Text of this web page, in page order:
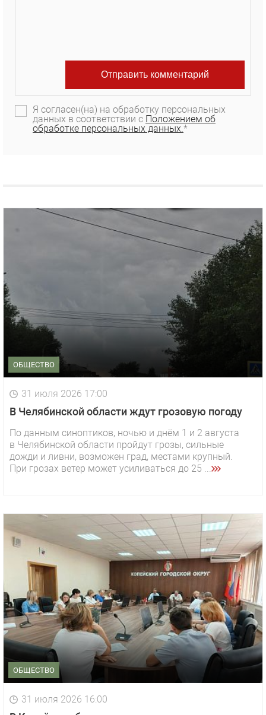
Я согласен(на) на обработку персональных
данных в соответствии с Положением об
обработке персональных данных.*
ОБЩЕСТВО
31 июля 2026 17:00
В Челябинской области ждут грозовую погоду
По данным синоптиков, ночью и днём 1 и 2 августа
в Челябинской области пройдут грозы, сильные
дожди и ливни, возможен град, местами крупный.
При грозах ветер может усиливаться до 25 ...
ОБЩЕСТВО
31 июля 2026 16:00